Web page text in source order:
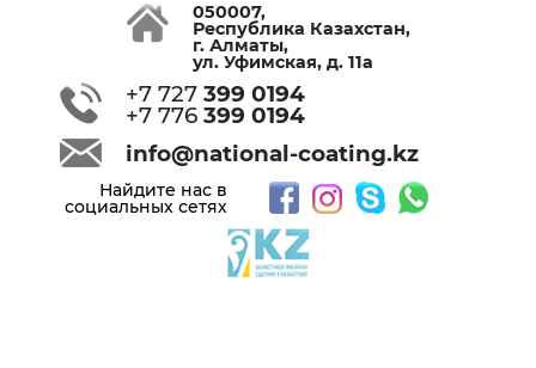
050007,
Республика Казахстан,
г. Алматы,
ул. Уфимская, д. 11а
+7 727 399 0194
+7 776 399 0194
info@national-coating.kz
Найдите нас в
социальных сетях